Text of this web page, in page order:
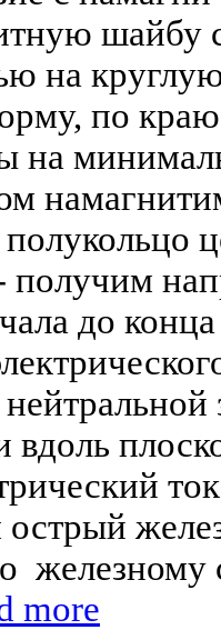
шайбу
на
по
на
полукольцо
до
вдоль
железному
more